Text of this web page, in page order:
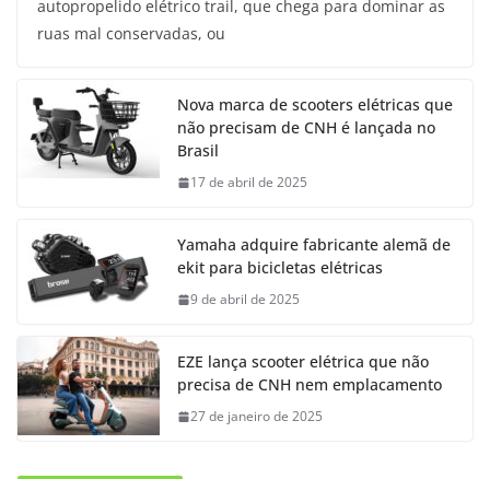
autopropelido elétrico trail, que chega para dominar as
ruas mal conservadas, ou
Nova marca de scooters elétricas que
não precisam de CNH é lançada no
Brasil
17 de abril de 2025
Yamaha adquire fabricante alemã de
ekit para bicicletas elétricas
9 de abril de 2025
EZE lança scooter elétrica que não
precisa de CNH nem emplacamento
27 de janeiro de 2025